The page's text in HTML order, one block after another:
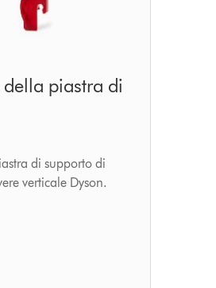
piastra di
di supporto di
verticale Dyson.